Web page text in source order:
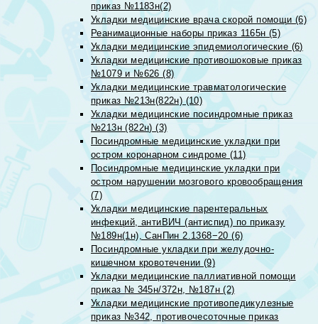
приказ №1183н(2)
Укладки медицинские врача скорой помощи (6)
Реанимационные наборы приказ 1165н (5)
Укладки медицинские эпидемиологические (6)
Укладки медицинские противошоковые приказ
№1079 и №626 (8)
Укладки медицинские травматологические
приказ №213н(822н) (10)
Укладки медицинские посиндромные приказ
№213н (822н) (3)
Посиндромные медицинские укладки при
остром коронарном синдроме (11)
Посиндромные медицинские укладки при
остром нарушении мозгового кровообращения
(7)
Укладки медицинские парентеральных
инфекций, антиВИЧ (антиспид) по приказу
№189н(1н), СанПин 2.1368−20 (6)
Посиндромные укладки при желудочно-
кишечном кровотечении (9)
Укладки медицинские паллиативной помощи
приказ № 345н/372н, №187н (2)
Укладки медицинские противопедикулезные
приказ №342, противочесоточные приказ